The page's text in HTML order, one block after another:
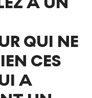
QUI NE
CES
A